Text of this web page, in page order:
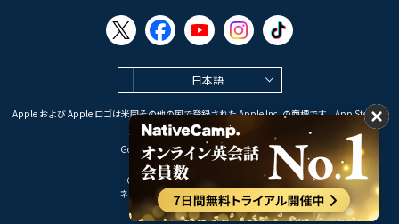
日本語
Apple および Apple ロゴは米国その他の国で登録された Apple Inc. の商標です。App Store は
Apple Inc. のサービスマークです。
Google Play は Google LLC の商標です。
Copyright © 2026 オンライン英会話
ネイティブキャンプ All Rights Reserved.